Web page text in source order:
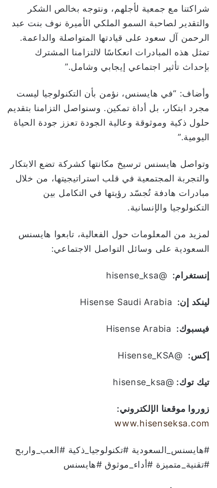
شراكتنا مع جمعية لأجلهم، ونتوجه بخالص الشكر
والتقدير لصاحبة السمو الملكي الأميرة نوف بنت عبد
الرحمن آل سعود على قيادتها المتواصلة والداعمة.
تمثل هذه المبادرات انعكاسًا لالتزامنا المشترك
بإحداث تأثير اجتماعي إيجابي وشامل.”
وأضاف: “في هايسنس، نؤمن بأن التكنولوجيا ليست
مجرد ابتكار، بل أداة تمكين. وسنواصل التزامنا بتقديم
حلول ذكية وموثوقة وعالية الجودة تعزز جودة الحياة
اليومية.”
وتواصل هايسنس ترسيخ مكانتها كشركة تضع الابتكار
والتجربة المجتمعية في قلب استراتيجيتها، من خلال
مبادرات هادفة تُجسّد رؤيتها في التكامل بين
التكنولوجيا والإنسانية.
لمزيد من المعلومات حول الفعالية، تابعوا هايسنس
السعودية على وسائل التواصل الاجتماعي:
إنستغرام: @hisense_ksa
لينكد إن:
فيسبوك:
إكس: @Hisense_KSA
تيك توك: @hisense_ksa
زوروا موقعنا الإلكتروني:
www.hisenseksa.com
#هايسنس_السعودية #تكنولوجيا_ذكية #العب_واربح
#تقنية_متميزة #أداء_موثوق #هايسنس